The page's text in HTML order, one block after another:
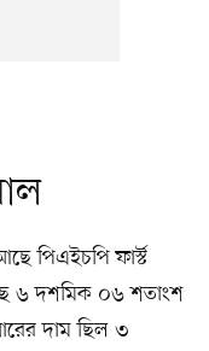
পিএইচপি ফার্স্ট
৬ দশমিক ০৬ শতাংশ
দাম ছিল ৩